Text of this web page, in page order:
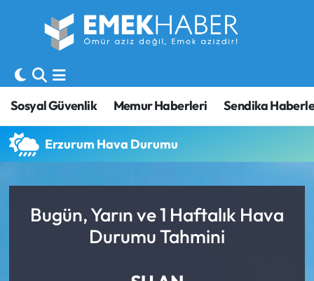
Sosyal Güvenlik Memur Haberleri Sendika
Erzurum Hava Durumu
Bugün, Yarın ve 1 Haftalık Hava
Durumu Tahmini
Sosyal Güvenlik
Sendika
SORU-CEVAP
Gündem
Hava Durumu
Trafik Durumu
Süper Lig Puan Durumu ve Fikstür
Tüm Manşetler
Haber Arşivi